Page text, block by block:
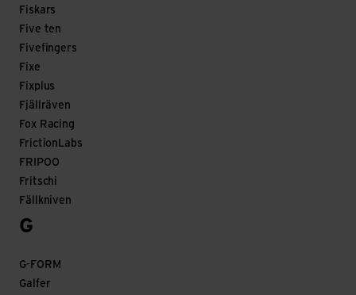
Fiskars
Five ten
Fivefingers
Fixe
Fixplus
Fjällräven
Fox Racing
FrictionLabs
FRIPOO
Fritschi
Fällkniven
G
G-FORM
Galfer